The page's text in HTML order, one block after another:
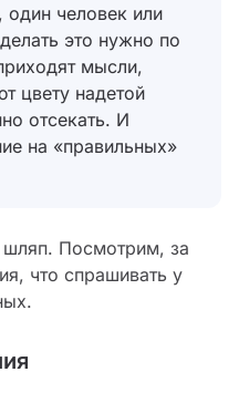
человек или
это нужно по
мысли,
цвету надетой
отсекать. И
на «правильных»
Посмотрим, за
что спрашивать у